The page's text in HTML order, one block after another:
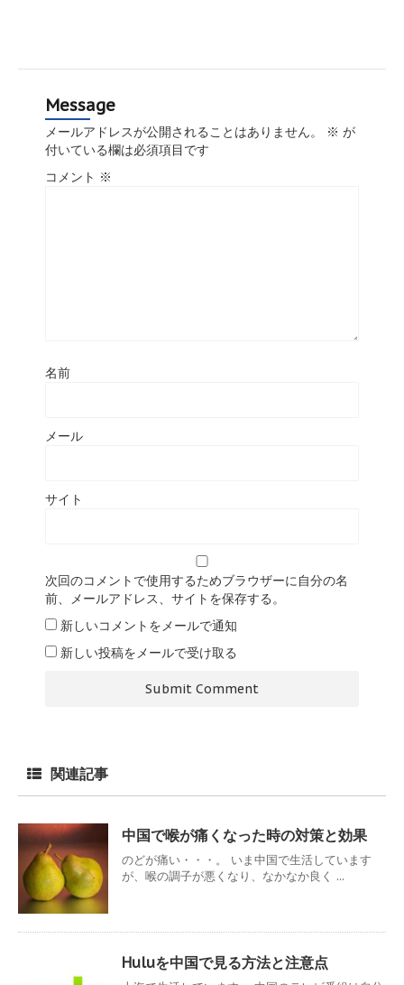
Message
メールアドレスが公開されることはありません。 ※ が
付いている欄は必須項目です
コメント ※
名前
メール
サイト
次回のコメントで使用するためブラウザーに自分の名
前、メールアドレス、サイトを保存する。
新しいコメントをメールで通知
新しい投稿をメールで受け取る
関連記事
中国で喉が痛くなった時の対策と効果
のどが痛い・・・。 いま中国で生活しています
が、喉の調子が悪くなり、なかなか良く ...
Huluを中国で見る方法と注意点